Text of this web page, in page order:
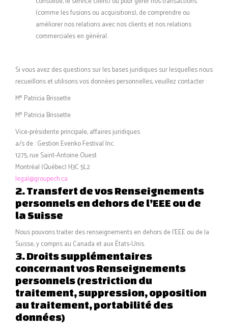
(comme les fusions ou acquisitions), de comprendre ou
améliorer nos relations avec nos clients et nos relations
commerciales en général.
Si vous avez des questions sur les bases juridiques sur lesquelles nous
recueillons et utilisons vos données personnelles, veuillez contacter :
Me Patricia Brissette
Me Patricia Brissette
Vice-présidente principale, affaires juridiques
a/s de : Gestion Evenko Festival Inc.
1275, rue Saint-Antoine Ouest
Montréal (Québec) H3C 5L2
legal@groupech.ca
2. Transfert de vos Renseignements
personnels en dehors de l’EEE ou de
la Suisse
Nous pouvons traiter des renseignements en dehors de l’EEE ou de la
Suisse, y compris au Canada et aux États-Unis.
3. Droits supplémentaires
concernant vos Renseignements
personnels (restriction du
traitement, suppression, opposition
au traitement, portabilité des
données)